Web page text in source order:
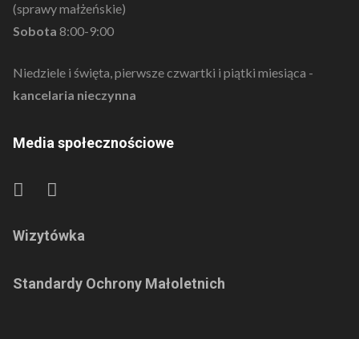
(sprawy małżeńskie)
Sobota 8:00-9:00
Niedziele i święta, pierwsze czwartki i piątki miesiąca -
kancelaria nieczynna
Media społecznościowe
Wizytówka
Standardy Ochrony Małoletnich